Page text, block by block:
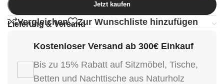
Jetzt kaufen
Vergleichen Zur Wunschliste hinzufügen
Lieferung & Versand
Kostenloser Versand ab 300€ Einkauf
Bis zu 15% Rabatt auf Sitzmöbel, Tische,
Betten und Nachttische aus Naturholz